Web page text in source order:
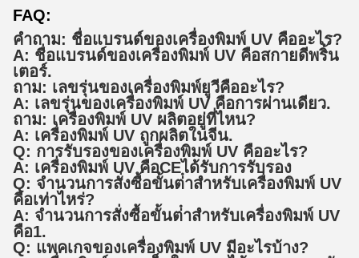
FAQ:
คําถาม: ชื่อแบรนด์ของเครื่องพิมพ์ UV คืออะไร?
A: ชื่อแบรนด์ของเครื่องพิมพ์ UV คือสกายดีพริ้น
เตอร์.
ถาม: เลขรุ่นของเครื่องพิมพ์ยูวีคืออะไร?
A: เลขรุ่นของเครื่องพิมพ์ UV คือการผ่านเดียว.
ถาม: เครื่องพิมพ์ UV ผลิตอยู่ที่ไหน?
A: เครื่องพิมพ์ UV ถูกผลิตในจีน.
Q: การรับรองของเครื่องพิมพ์ UV คืออะไร?
A: เครื่องพิมพ์ UV คือCEได้รับการรับรอง
Q: จํานวนการสั่งซื้อขั้นต่ําสําหรับเครื่องพิมพ์ UV
คือเท่าไหร่?
A: จํานวนการสั่งซื้อขั้นต่ําสําหรับเครื่องพิมพ์ UV
คือ1.
Q: แพคเกจของเครื่องพิมพ์ UV มีอะไรบ้าง?